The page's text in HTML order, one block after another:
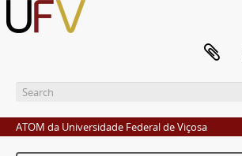
ATOM da Universidade Federal de Viçosa